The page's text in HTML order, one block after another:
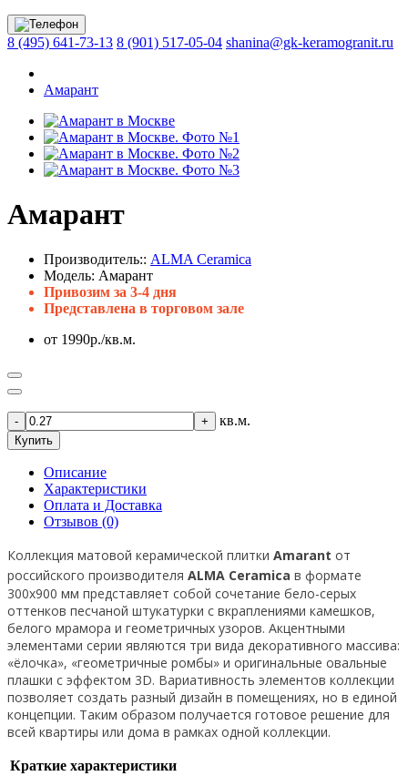
8 (495) 641-73-13 8 (901) 517-05-04 shanina@gk-keramogranit.ru
Амарант
Амарант
Производитель:: ALMA Ceramica
Модель: Амарант
Привозим за 3-4 дня
Представлена в торговом зале
от 1990р./кв.м.
- + кв.м.
Купить
Описание
Характеристики
Оплата и Доставка
Отзывов (0)
Коллекция матовой керамической плитки Amarant от
российского производителя ALMA Ceramica в формате
300x900 мм представляет собой сочетание бело-серых
оттенков песчаной штукатурки с вкраплениями камешков,
белого мрамора и геометричных узоров. Акцентными
элементами серии являются три вида декоративного массива:
«ёлочка», «геометричные ромбы» и оригинальные овальные
плашки с эффектом 3D. Вариативность элементов коллекции
позволяет создать разный дизайн в помещениях, но в единой
концепции. Таким образом получается готовое решение для
всей квартиры или дома в рамках одной коллекции.
Краткие характеристики